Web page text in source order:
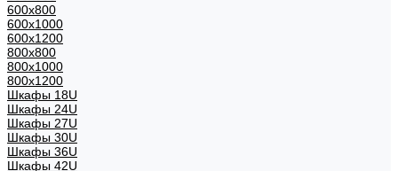
600x800
600х1000
600х1200
800x800
800х1000
800х1200
Шкафы 18U
Шкафы 24U
Шкафы 27U
Шкафы 30U
Шкафы 36U
Шкафы 42U